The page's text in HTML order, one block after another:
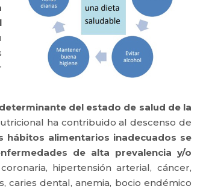
del estado de salud de la
ha contribuido al descenso de
hábitos alimentarios inadecuados se
de alta prevalencia y/o
hipertensión arterial, cáncer,
caries dental, anemia, bocio endémico